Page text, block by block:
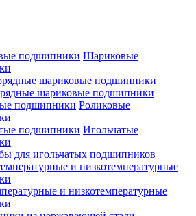
Шариковые
шариковые подшипники
шариковые подшипники
Роликовые
Игольчатые
для игольчатых подшипников
и низкотемпературные